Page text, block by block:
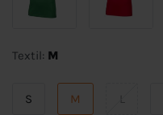
Textil: M
S M